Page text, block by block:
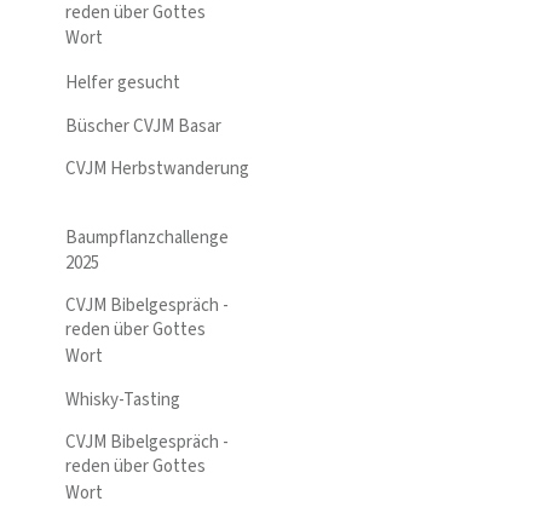
reden über Gottes
Wort
Helfer gesucht
Büscher CVJM Basar
CVJM Herbstwanderung
Baumpflanzchallenge
2025
CVJM Bibelgespräch -
reden über Gottes
Wort
Whisky-Tasting
CVJM Bibelgespräch -
reden über Gottes
Wort